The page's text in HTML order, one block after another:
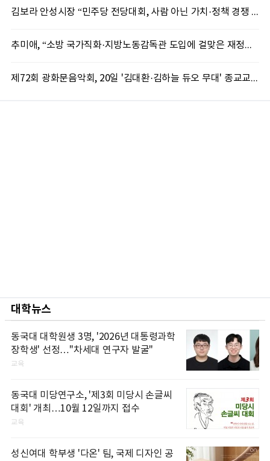
김보라 안성시장 “민주당 전당대회, 사람 아닌 가치·정책 경쟁 돼야”
추미애, “소방 국가직화·지방노동감독관 도입에 걸맞은 재정체계 완성해야”
제72회 광화문음악회, 20일 '김대환·김하늘 듀오 무대' 종교교회서 무료 개최
대학뉴스
동국대 대학원생 3명, '2026년 대통령과학
장학생' 선정…"차세대 연구자 발굴"
교육
동국대 미당연구소, '제3회 미당시 손글씨
대회' 개최…10월 12일까지 접수
교육
성신여대 학부생 '다온' 팀, 국제 디자인 공